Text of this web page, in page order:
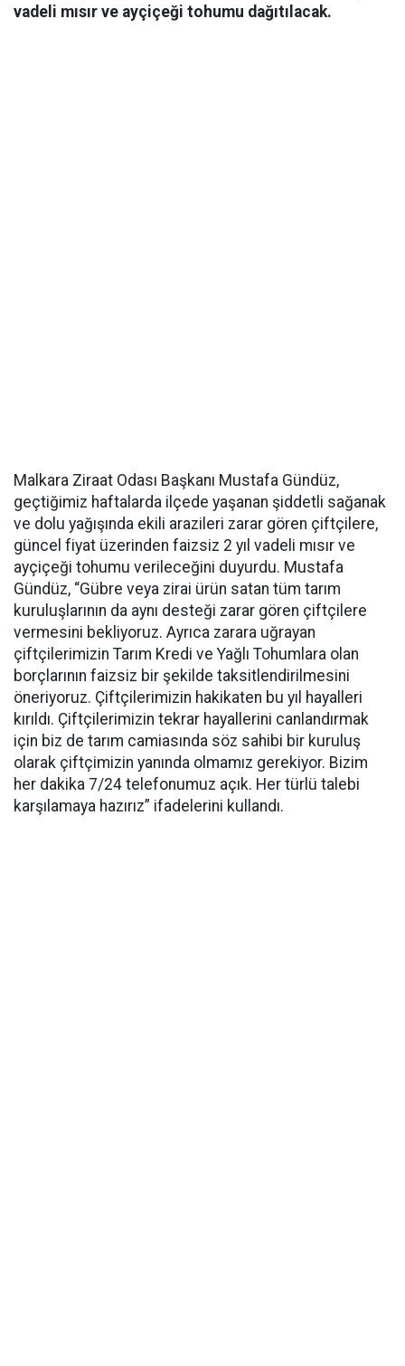
vadeli mısır ve ayçiçeği tohumu dağıtılacak.
Malkara Ziraat Odası Başkanı Mustafa Gündüz,
geçtiğimiz haftalarda ilçede yaşanan şiddetli sağanak
ve dolu yağışında ekili arazileri zarar gören çiftçilere,
güncel fiyat üzerinden faizsiz 2 yıl vadeli mısır ve
ayçiçeği tohumu verileceğini duyurdu. Mustafa
Gündüz, “Gübre veya zirai ürün satan tüm tarım
kuruluşlarının da aynı desteği zarar gören çiftçilere
vermesini bekliyoruz. Ayrıca zarara uğrayan
çiftçilerimizin Tarım Kredi ve Yağlı Tohumlara olan
borçlarının faizsiz bir şekilde taksitlendirilmesini
öneriyoruz. Çiftçilerimizin hakikaten bu yıl hayalleri
kırıldı. Çiftçilerimizin tekrar hayallerini canlandırmak
için biz de tarım camiasında söz sahibi bir kuruluş
olarak çiftçimizin yanında olmamız gerekiyor. Bizim
her dakika 7/24 telefonumuz açık. Her türlü talebi
karşılamaya hazırız” ifadelerini kullandı.